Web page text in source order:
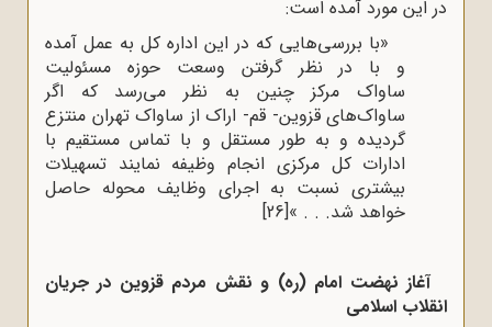
در این مورد آمده است:
«با بررسی‌هایی که در این اداره کل به عمل آمده
و با در نظر گرفتن وسعت حوزه مسئولیت
ساواک مرکز چنین به نظر می‌رسد که اگر
ساواک‌های قزوین- قم- اراک از ساواک تهران منتزع
گردیده و به طور مستقل و با تماس مستقیم با
ادارات کل مرکزی انجام وظیفه نمایند تسهیلات
بیشتری نسبت به اجرای وظایف محوله حاصل
خواهد شد. . . »[26]
آغاز نهضت امام (ره) و نقش مردم قزوین در جریان
انقلاب اسلامی